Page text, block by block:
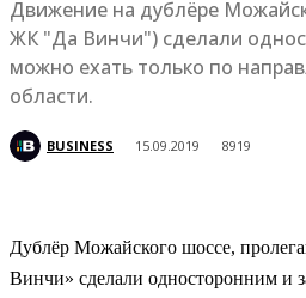
Движение на дублёре
ЖК "Да Винчи") сделали
можно ехать только по
области.
BUSINESS 15.09.2019 8919
Дублёр Можайского шоссе,
Винчи» сделали односторонним и